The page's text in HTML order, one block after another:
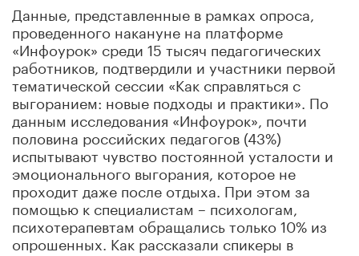
Данные, представленные в рамках опроса,
проведенного накануне на платформе
«Инфоурок» среди 15 тысяч педагогических
работников, подтвердили и участники первой
тематической сессии «Как справляться с
выгоранием: новые подходы и практики». По
данным исследования «Инфоурок», почти
половина российских педагогов (43%)
испытывают чувство постоянной усталости и
эмоционального выгорания, которое не
проходит даже после отдыха. При этом за
помощью к специалистам – психологам,
психотерапевтам обращались только 10% из
опрошенных. Как рассказали спикеры в